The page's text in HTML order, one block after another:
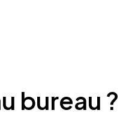
bureau ?